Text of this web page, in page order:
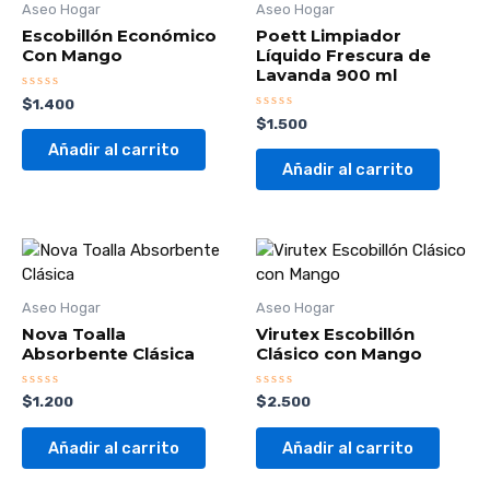
Aseo Hogar
Escobillón Económico
Con Mango
Valorado
con
0
$1.400
Añadir al carrito
Aseo Hogar
Poett Limpiador
Líquido Frescura de
Lavanda 900 ml
Valorado
con
0
$1.500
Añadir al carrito
Aseo Hogar
Nova Toalla
Absorbente Clásica
Valorado
con
0
$1.200
Añadir al carrito
Aseo Hogar
Virutex Escobillón
Clásico con Mango
Valorado
con
0
$2.500
Añadir al carrito